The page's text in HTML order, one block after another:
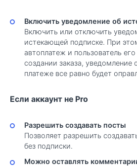
Включить уведомление об
Включить или отключить
истекающей подписке. При
автоплатеж и пользователь
создании заказа, уведомление
платеже все равно будет
Если аккаунт не Pro
Разрешить создавать посты
Позволяет разрешить
без подписки.
Можно оставлять